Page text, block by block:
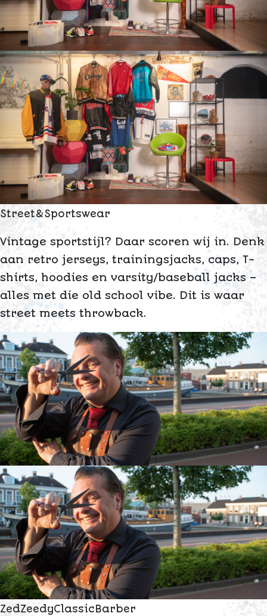
Street&Sportswear
Vintage sportstijl? Daar scoren wij in. Denk
aan retro jerseys, trainingsjacks, caps, T-
shirts, hoodies en varsity/baseball jacks –
alles met die old school vibe. Dit is waar
street meets throwback.
ZedZeedyClassicBarber